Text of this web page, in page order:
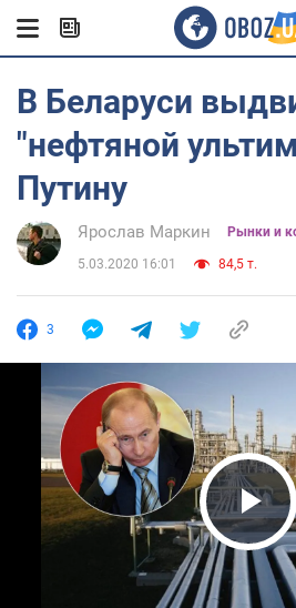
В Беларуси
"нефтяной
Путину
Ярослав Маркин Рынки и
5.03.2020 16:01 84,5 т.
3